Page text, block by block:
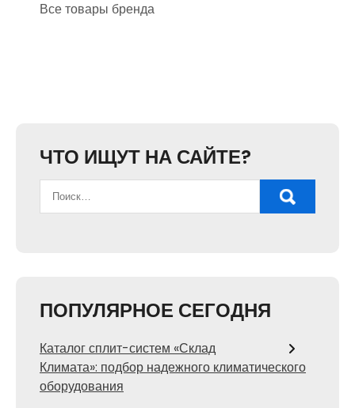
Все товары бренда
ЧТО ИЩУТ НА САЙТЕ?
ПОПУЛЯРНОЕ СЕГОДНЯ
Каталог сплит-систем «Склад
Климата»: подбор надежного климатического
оборудования